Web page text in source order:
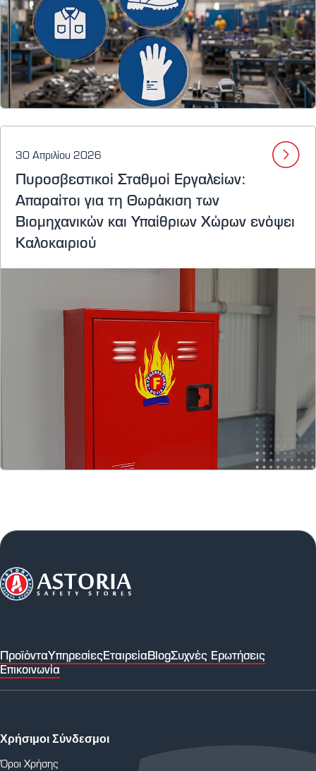
30 Απριλίου 2026
Πυροσβεστικοί Σταθμοί Εργαλείων:
Απαραίτοι για τη Θωράκιση των
Βιομηχανικών και Υπαίθριων Χώρων ενόψει
Καλοκαιριού
ΠροϊόνταΥπηρεσίεςΕταιρείαBlogΣυχνές Ερωτήσεις
Επικοινωνία
Χρήσιμοι Σύνδεσμοι
Όροι Χρήσης